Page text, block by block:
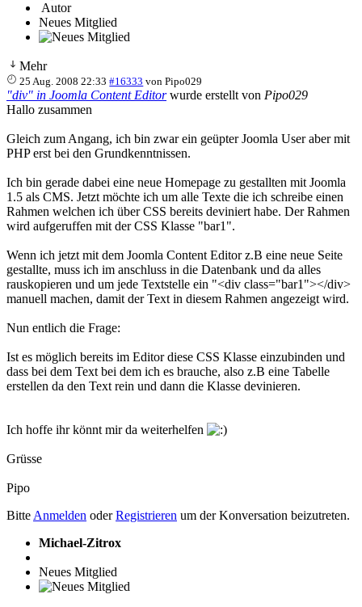
Autor
Neues Mitglied
Mehr
25 Aug. 2008 22:33 #16333 vonPipo029
"div" in Joomla Content Editorwurde erstellt von Pipo029
Hallo zusammen
Gleich zum Angang, ich bin zwar ein geüpter Joomla User aber mit
PHP erst bei den Grundkenntnissen.
Ich bin gerade dabei eine neue Homepage zu gestallten mit Joomla
1.5 als CMS. Jetzt möchte ich um alle Texte die ich schreibe einen
Rahmen welchen ich über CSS bereits deviniert habe. Der Rahmen
wird aufgeruffen mit der CSS Klasse "bar1".
Wenn ich jetzt mit dem Joomla Content Editor z.B eine neue Seite
gestallte, muss ich im anschluss in die Datenbank und da alles
rauskopieren und um jede Textstelle ein "<div class="bar1"></div>
manuell machen, damit der Text in diesem Rahmen angezeigt wird.
Nun entlich die Frage:
Ist es möglich bereits im Editor diese CSS Klasse einzubinden und
dass bei dem Text bei dem ich es brauche, also z.B eine Tabelle
erstellen da den Text rein und dann die Klasse devinieren.
Ich hoffe ihr könnt mir da weiterhelfen
Grüsse
Pipo
Bitte Anmelden oderRegistrieren um der Konversation beizutreten.
Michael-Zitrox
Neues Mitglied